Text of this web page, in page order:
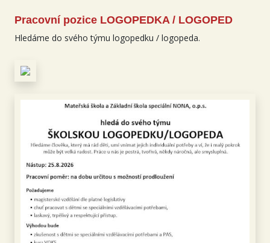
Pracovní pozice LOGOPEDKA / LOGOPED
Hledáme do svého týmu logopedku / logopeda.